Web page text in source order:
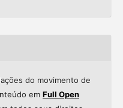
do movimento de
em Full Open